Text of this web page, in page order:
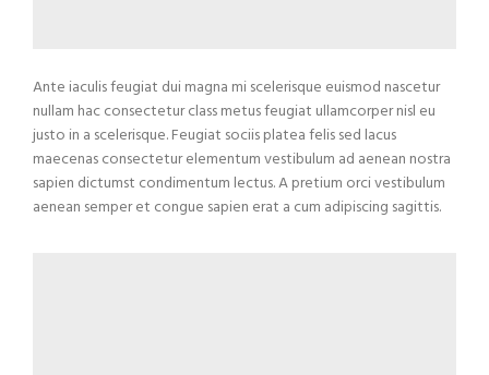
Ante iaculis feugiat dui magna mi scelerisque euismod nascetur
nullam hac consectetur class metus feugiat ullamcorper nisl eu
justo in a scelerisque. Feugiat sociis platea felis sed lacus
maecenas consectetur elementum vestibulum ad aenean nostra
sapien dictumst condimentum lectus. A pretium orci vestibulum
aenean semper et congue sapien erat a cum adipiscing sagittis.